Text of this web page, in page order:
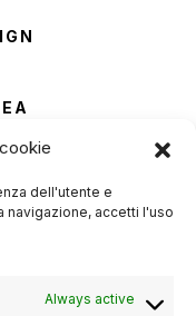
dell'utente e
navigazione, accetti l'uso
Always active